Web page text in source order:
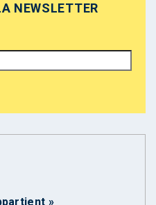
NEWSLETTER
»